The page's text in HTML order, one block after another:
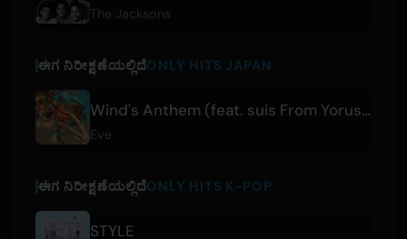
The Jacksons
ಈಗ ನಿರೀಕ್ಷಣೆಯಲ್ಲಿದೆONLY HITS JAPAN
Wind's Anthem (feat. suis From Yorushika)
Eve
ಈಗ ನಿರೀಕ್ಷಣೆಯಲ್ಲಿದೆONLY HITS K-POP
STYLE